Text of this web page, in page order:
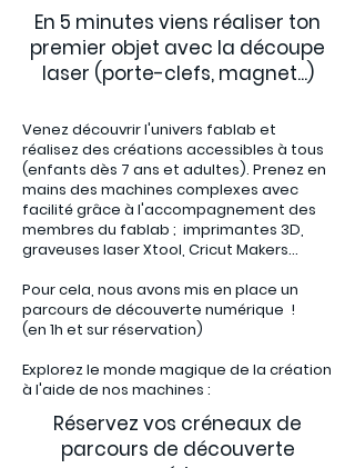
En 5 minutes viens réaliser ton
premier objet avec la découpe
laser (porte-clefs, magnet...)
Venez découvrir l'univers fablab et
réalisez des créations accessibles à tous
(enfants dès 7 ans et adultes). Prenez en
mains des machines complexes avec
facilité grâce à l'accompagnement des
membres du fablab ; imprimantes 3D,
graveuses laser Xtool, Cricut Makers...
Pour cela, nous avons mis en place un
parcours de découverte numérique !
(en 1h et sur réservation)
Explorez le monde magique de la création
à l'aide de nos machines :
Réservez vos créneaux de
parcours de découverte